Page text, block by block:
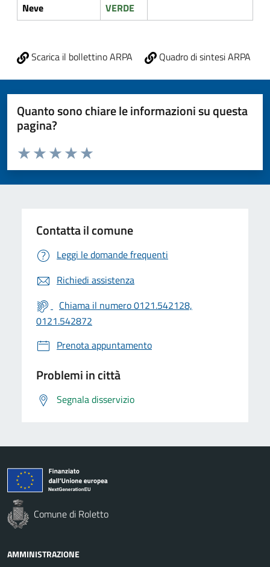
Neve
VERDE
Scarica il bollettino ARPA Quadro di sintesi ARPA
Quanto sono chiare le informazioni su questa
pagina?
Valuta da 1 a 5 stelle la pagina
Valuta 5 stelle su 5
Valuta 4 stelle su 5
Valuta 3 stelle su 5
Valuta 2 stelle su 5
Valuta 1 stelle su 5
Contatta il comune
Leggi le domande frequenti
Richiedi assistenza
Chiama il numero 0121.542128,
0121.542872
Prenota appuntamento
Problemi in città
Segnala disservizio
Comune di Roletto
AMMINISTRAZIONE